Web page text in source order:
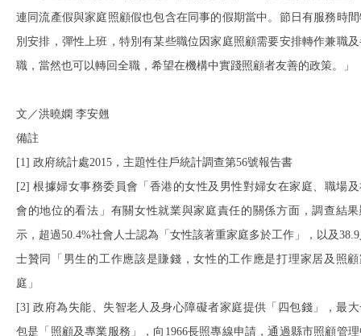
連同流產假與家庭照顧假也包含在同事的假期當中。節日有服務時
別安排，彈性上班，特別有某些職位因家庭照顧需要安排轉作兼職
職，當然也可以轉回全職，希望在機構中實踐照顧者友善的政策。」
文／洪曉嫻 李安翹
備註
[1] 政府統計處2015，主題性住戶統計調查第56號報告書
[2] 根據婦女事務委員會「香港的女性及男性對婦女在家庭、職場及
會的地位的看法」有關女性就業與家庭責任的關係方面，調查結果
示，超過50.4%社會人士認為「女性該著重家庭多於工作」，以及
士贊同「男生的工作應該是賺錢，女性的工作應是打理家居及照顧
庭」
[3] 政府為失能、失智老人及身心障礙者家庭提供「四包錢」，最大
包是「照顧及專業服務」，向1966長照專線申請，通過縣市照顧管